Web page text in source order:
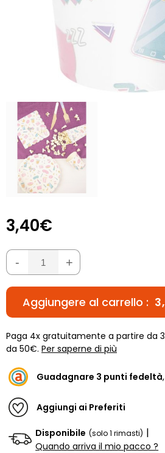
3,40€
- +
Aggiungere al carrello :
Paga 4x gratuitamente a partire da
da 50€. Per saperne di più
Guadagnare 3 punti fedeltà,
Aggiungi ai Preferiti
Disponibile (solo 1 rimasti) |
Quando arriva il mio pacco ?